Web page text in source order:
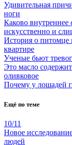
Удивительная
ноги
Каково внутреннее
искусственно и
История о питомце
квартире
Ученые бьют
Это масло
оливковое
Почему у лошадей
Ещё по теме
10/11
Новое
людей